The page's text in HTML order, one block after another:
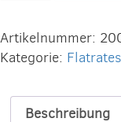
Flatrate
EU
Plus
Artikelnummer:
Kategorie:
Beschreibung